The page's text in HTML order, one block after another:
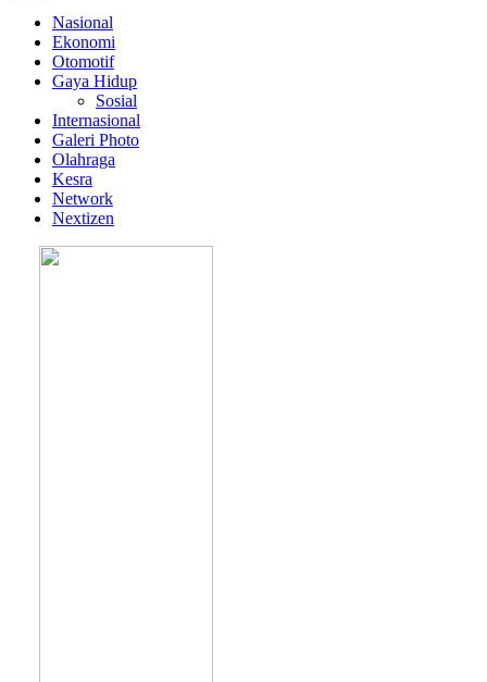
Nasional
Ekonomi
Otomotif
Gaya Hidup
Sosial
Internasional
Galeri Photo
Olahraga
Kesra
Network
Nextizen